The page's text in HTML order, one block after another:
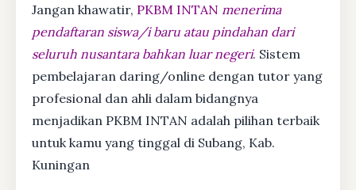
Jangan khawatir, PKBM INTAN menerima
pendaftaran siswa/i baru atau pindahan dari
seluruh nusantara bahkan luar negeri. Sistem
pembelajaran daring/online dengan tutor yang
profesional dan ahli dalam bidangnya
menjadikan PKBM INTAN adalah pilihan terbaik
untuk kamu yang tinggal di Subang, Kab.
Kuningan